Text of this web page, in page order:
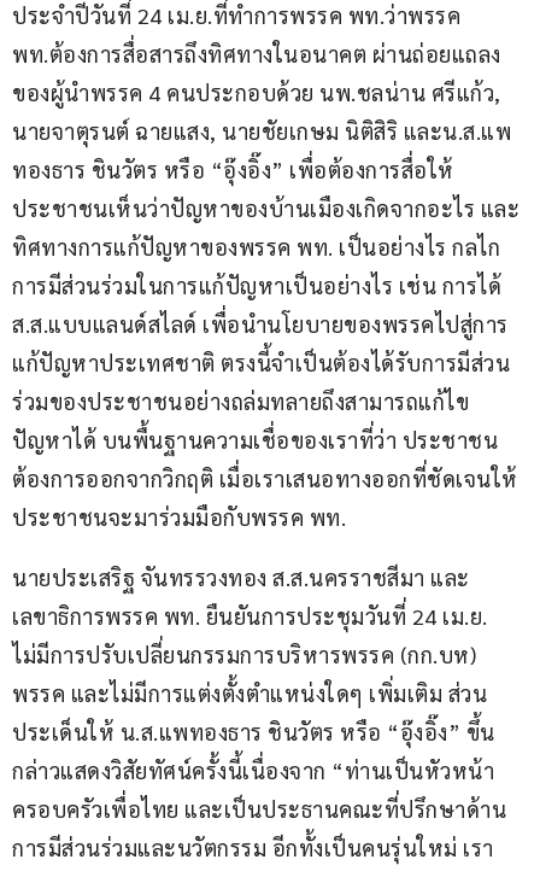
ประจำปีวันที่ 24 เม.ย.ที่ทำการพรรค พท.ว่าพรรค
พท.ต้องการสื่อสารถึงทิศทางในอนาคต ผ่านถ่อยแถลง
ของผู้นำพรรค 4 คนประกอบด้วย นพ.ชลน่าน ศรีแก้ว,
นายจาตุรนต์ ฉายแสง, นายชัยเกษม นิติสิริ และน.ส.แพ
ทองธาร ชินวัตร หรือ “อุ๊งอิ๊ง” เพื่อต้องการสื่อให้
ประชาชนเห็นว่าปัญหาของบ้านเมืองเกิดจากอะไร และ
ทิศทางการแก้ปัญหาของพรรค พท. เป็นอย่างไร กลไก
การมีส่วนร่วมในการแก้ปัญหาเป็นอย่างไร เช่น การได้
ส.ส.แบบแลนด์สไลด์ เพื่อนำนโยบายของพรรคไปสู่การ
แก้ปัญหาประเทศชาติ ตรงนี้จำเป็นต้องได้รับการมีส่วน
ร่วมของประชาชนอย่างถล่มทลายถึงสามารถแก้ไข
ปัญหาได้ บนพื้นฐานความเชื่อของเราที่ว่า ประชาชน
ต้องการออกจากวิกฤติ เมื่อเราเสนอทางออกที่ชัดเจนให้
ประชาชนจะมาร่วมมือกับพรรค พท.
นายประเสริฐ จันทรรวงทอง ส.ส.นครราชสีมา และ
เลขาธิการพรรค พท. ยืนยันการประชุมวันที่ 24 เม.ย.
ไม่มีการปรับเปลี่ยนกรรมการบริหารพรรค (กก.บห)
พรรค และไม่มีการแต่งตั้งตำแหน่งใดๆ เพิ่มเติม ส่วน
ประเด็นให้ น.ส.แพทองธาร ชินวัตร หรือ “อุ๊งอิ๊ง” ขึ้น
กล่าวแสดงวิสัยทัศน์ครั้งนี้เนื่องจาก “ท่านเป็นหัวหน้า
ครอบครัวเพื่อไทย และเป็นประธานคณะที่ปรึกษาด้าน
การมีส่วนร่วมและนวัตกรรม อีกทั้งเป็นคนรุ่นใหม่ เรา